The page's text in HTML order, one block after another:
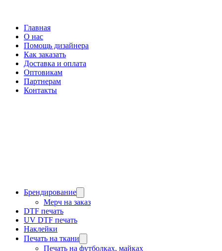
Главная
О нас
Помощь дизайнера
Как заказать
Доставка и оплата
Оптовикам
Партнерам
Контакты
Брендирование
Мерч на заказ
DTF печать
UV DTF печать
Наклейки
Печать на ткани
Печать на футболках, майках